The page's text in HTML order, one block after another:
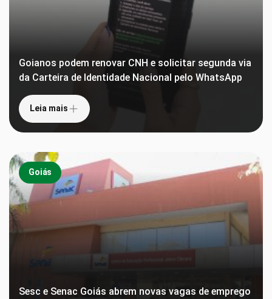
Goianos podem renovar CNH e solicitar segunda via
da Carteira de Identidade Nacional pelo WhatsApp
Leia mais
Goiás
Sesc e Senac Goiás abrem novas vagas de emprego